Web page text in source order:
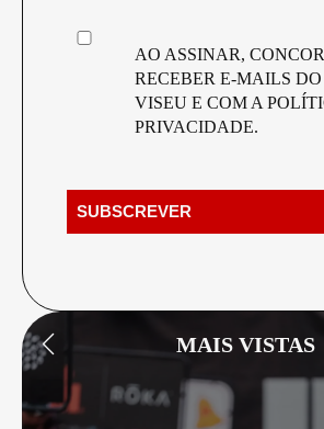
AO ASSINAR,
RECEBER E-MAILS
VISEU E COM A
PRIVACIDADE.
MAIS VISTAS